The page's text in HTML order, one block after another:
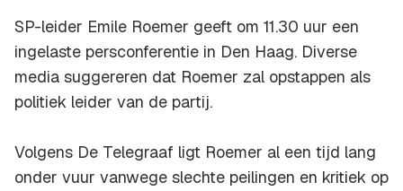
SP-leider Emile Roemer geeft om 11.30 uur een
ingelaste persconferentie in Den Haag. Diverse
media suggereren dat Roemer zal opstappen als
politiek leider van de partij.
Volgens De Telegraaf ligt Roemer al een tijd lang
onder vuur vanwege slechte peilingen en kritiek op